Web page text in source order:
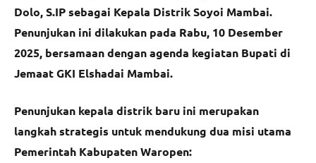
Dolo, S.IP sebagai Kepala Distrik Soyoi Mambai.
Penunjukan ini dilakukan pada Rabu, 10 Desember
2025, bersamaan dengan agenda kegiatan Bupati di
Jemaat GKI Elshadai Mambai.
Penunjukan kepala distrik baru ini merupakan
langkah strategis untuk mendukung dua misi utama
Pemerintah Kabupaten Waropen: